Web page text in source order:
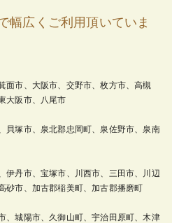
幅広くご利用頂いていま
面市、大阪市、交野市、枚方市、高槻
大阪市、八尾市
貝塚市、泉北郡忠岡町、泉佐野市、泉南
伊丹市、宝塚市、川西市、三田市、川辺
砂市、加古郡稲美町、加古郡播磨町
、城陽市、久御山町、宇治田原町、木津